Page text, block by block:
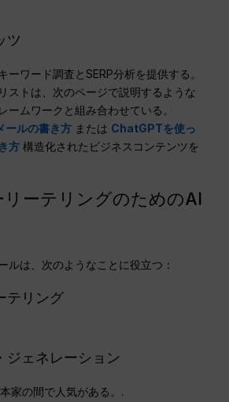
ツ
ーワード調査とSERP分析を提供する。
ストは、次のページで説明するような
ームワークと組み合わせている。
ルの書き方 または ChatGPTを使っ
方 構造化されたビジネスコンテンツを
ーテリングのためのAI
ルは、次のようなことに役立つ：
テリング
ジェネレーション
家の間で人気がある。.